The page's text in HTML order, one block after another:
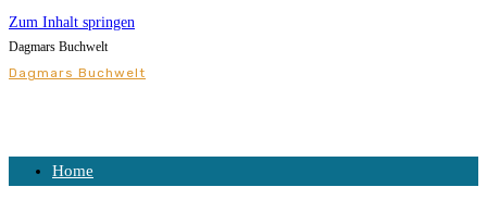
Zum Inhalt springen
Dagmars Buchwelt
Dagmars Buchwelt
Home